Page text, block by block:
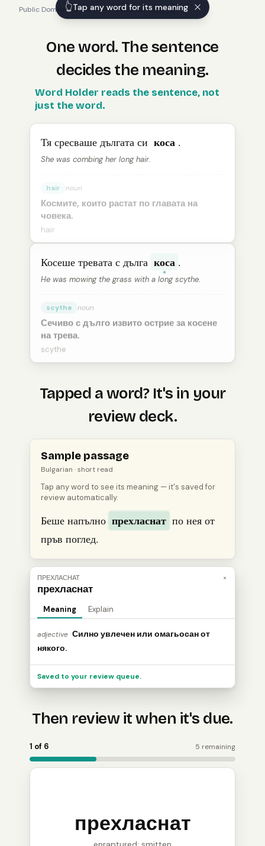
Public Domain·Алеко Константинов — source
One word. The sentence
decides the meaning.
TheBulgarianword “коса” means “hair” in one
Word Holder reads the sentence, not
just the word.
Тя сресваше дългата си коса .
She was combing her long hair.
hair noun
Космите, които растат по главата на
човека.
hair
Косеше тревата с дълга коса .
He was mowing the grass with a long scythe.
scythe noun
Сечиво с дълго извито острие за косене
на трева.
scythe
Tapped a word? It's in your
review deck.
OpenaBulgarianpassage, tap a word to see its
Sample passage
Bulgarian · short read
Tap any word to see its meaning — it's saved for
review automatically.
Беше напълно прехласнат по нея от
пръв поглед.
ПРЕХЛАСНАТ
прехласнат
×
Meaning Explain
adjective Силно увлечен или омагьосан от
някого.
Saved to your review queue.
Then review it when it's due.
Word Holder turns the saved word into a review
1 of 6 5 remaining
прехласнат
👆Tap any word for its meaning